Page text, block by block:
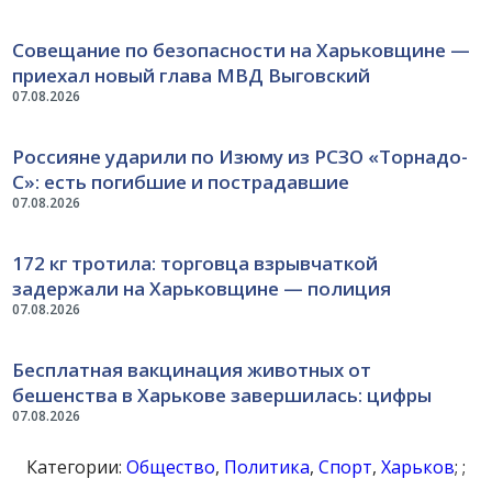
07.08.2026
Совещание по безопасности на Харьковщине —
приехал новый глава МВД Выговский
07.08.2026
Россияне ударили по Изюму из РСЗО «Торнадо-
С»: есть погибшие и пострадавшие
07.08.2026
172 кг тротила: торговца взрывчаткой
задержали на Харьковщине — полиция
07.08.2026
Бесплатная вакцинация животных от
бешенства в Харькове завершилась: цифры
Категории: Общество, Политика, Спорт, Харьков; ;